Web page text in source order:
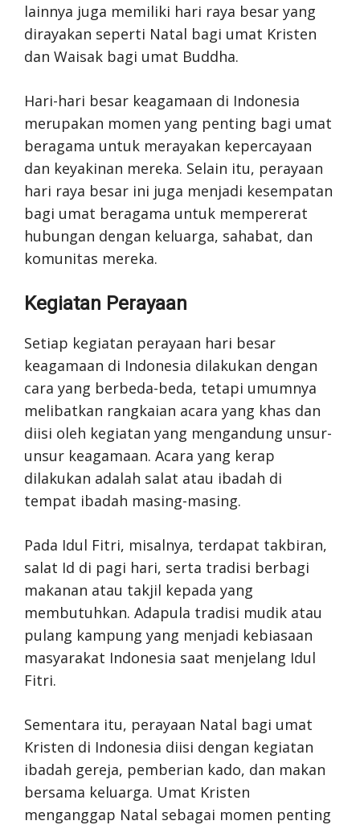
lainnya juga memiliki hari raya besar yang
dirayakan seperti Natal bagi umat Kristen
dan Waisak bagi umat Buddha.
Hari-hari besar keagamaan di Indonesia
merupakan momen yang penting bagi umat
beragama untuk merayakan kepercayaan
dan keyakinan mereka. Selain itu, perayaan
hari raya besar ini juga menjadi kesempatan
bagi umat beragama untuk mempererat
hubungan dengan keluarga, sahabat, dan
komunitas mereka.
Kegiatan Perayaan
Setiap kegiatan perayaan hari besar
keagamaan di Indonesia dilakukan dengan
cara yang berbeda-beda, tetapi umumnya
melibatkan rangkaian acara yang khas dan
diisi oleh kegiatan yang mengandung unsur-
unsur keagamaan. Acara yang kerap
dilakukan adalah salat atau ibadah di
tempat ibadah masing-masing.
Pada Idul Fitri, misalnya, terdapat takbiran,
salat Id di pagi hari, serta tradisi berbagi
makanan atau takjil kepada yang
membutuhkan. Adapula tradisi mudik atau
pulang kampung yang menjadi kebiasaan
masyarakat Indonesia saat menjelang Idul
Fitri.
Sementara itu, perayaan Natal bagi umat
Kristen di Indonesia diisi dengan kegiatan
ibadah gereja, pemberian kado, dan makan
bersama keluarga. Umat Kristen
menganggap Natal sebagai momen penting